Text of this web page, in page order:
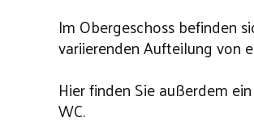
Im Obergeschoss befinden
variierenden Aufteilung von
Hier finden Sie außerdem
WC.